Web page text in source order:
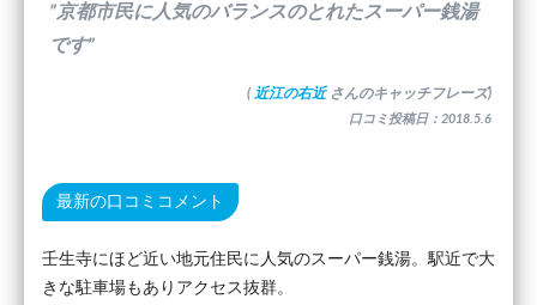
”京都市民に人気のバランスのとれたスーパー銭湯
です”
( 近江の右近 さんのキャッチフレーズ)
口コミ投稿日：2018.5.6
最新の口コミコメント
壬生寺にほど近い地元住民に人気のスーパー銭湯。駅近で大
きな駐車場もありアクセス抜群。